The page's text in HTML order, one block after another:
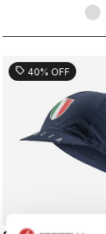
sell 40% OFF